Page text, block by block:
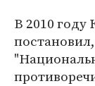
В 2010